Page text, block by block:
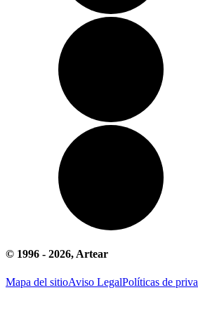
© 1996 - 2026, Artear
Mapa del sitioAviso LegalPolíticas de